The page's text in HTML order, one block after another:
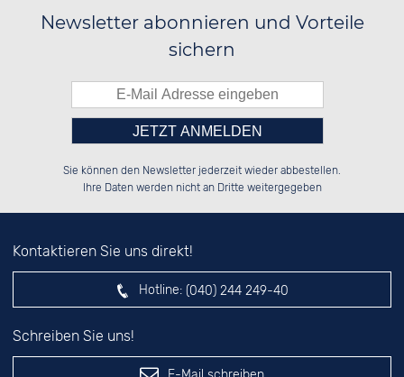
Newsletter abonnieren und Vorteile
sichern
░░░░██░░██░░██░░██░░██░░██░░██░░
░░████░░██░░██░░██████░░██░░██░░
██░░░░░░██░░██░░██░░██░░██░░██░░
Bitte tragen Sie die Zahl in
das nebenstehende Feld ein.
Sie können den Newsletter jederzeit wieder abbestellen.
Ihre Daten werden nicht an Dritte weitergegeben
Kontaktieren Sie uns direkt!
Hotline: (040) 244 249-40
Schreiben Sie uns!